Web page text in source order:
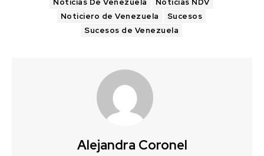
Noticiero de Venezuela
Sucesos
Sucesos de Venezuela
Alejandra Coronel